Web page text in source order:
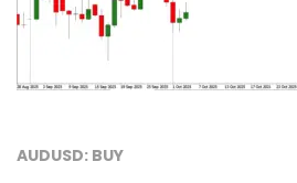
AUDUSD: BUY